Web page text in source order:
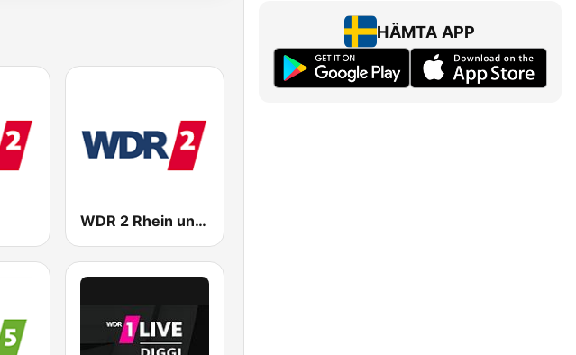
WDR 2 Rhein und Ruhr
HÄMTA APP